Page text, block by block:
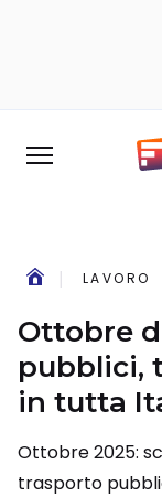
LAVORO
Ottobre
pubblici,
in tutta
Ottobre 2025:
trasporto